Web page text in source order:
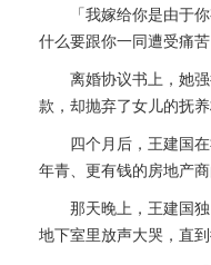
「我嫁给你是由于你
什么要跟你一同遭受痛苦
离婚协议书上，她强
款，却抛弃了女儿的抚养
四个月后，王建国在
年青、更有钱的房地产商
那天晚上，王建国独
地下室里放声大哭，直到